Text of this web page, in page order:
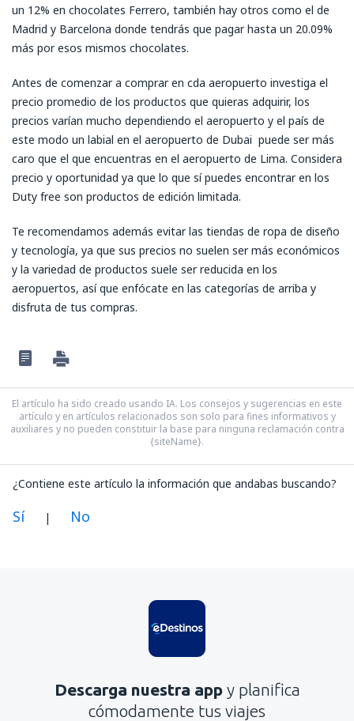
un 12% en chocolates Ferrero, también hay otros como el de
Madrid y Barcelona donde tendrás que pagar hasta un 20.09%
más por esos mismos chocolates.
Antes de comenzar a comprar en cda aeropuerto investiga el
precio promedio de los productos que quieras adquirir, los
precios varían mucho dependiendo el aeropuerto y el país de
este modo un labial en el aeropuerto de Dubai puede ser más
caro que el que encuentras en el aeropuerto de Lima. Considera
precio y oportunidad ya que lo que sí puedes encontrar en los
Duty free son productos de edición limitada.
Te recomendamos además evitar las tiendas de ropa de diseño
y tecnología, ya que sus precios no suelen ser más económicos
y la variedad de productos suele ser reducida en los
aeropuertos, así que enfócate en las categorías de arriba y
disfruta de tus compras.
El artículo ha sido creado usando IA. Los consejos y sugerencias en este
artículo y en artículos relacionados son solo para fines informativos y
auxiliares y no pueden constituir la base para ninguna reclamación contra
{siteName}.
¿Contiene este artículo la información que andabas buscando?
Sí | No
Contiene información incorrecta
No profundiza en el tema
Enviar
Descarga nuestra app y planifica
cómodamente tus viajes